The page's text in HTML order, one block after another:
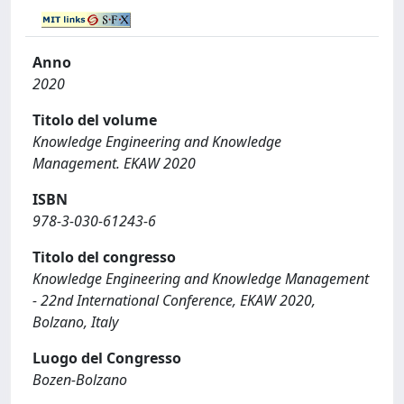
Anno
2020
Titolo del volume
Knowledge Engineering and Knowledge
Management. EKAW 2020
ISBN
978-3-030-61243-6
Titolo del congresso
Knowledge Engineering and Knowledge Management
- 22nd International Conference, EKAW 2020,
Bolzano, Italy
Luogo del Congresso
Bozen-Bolzano